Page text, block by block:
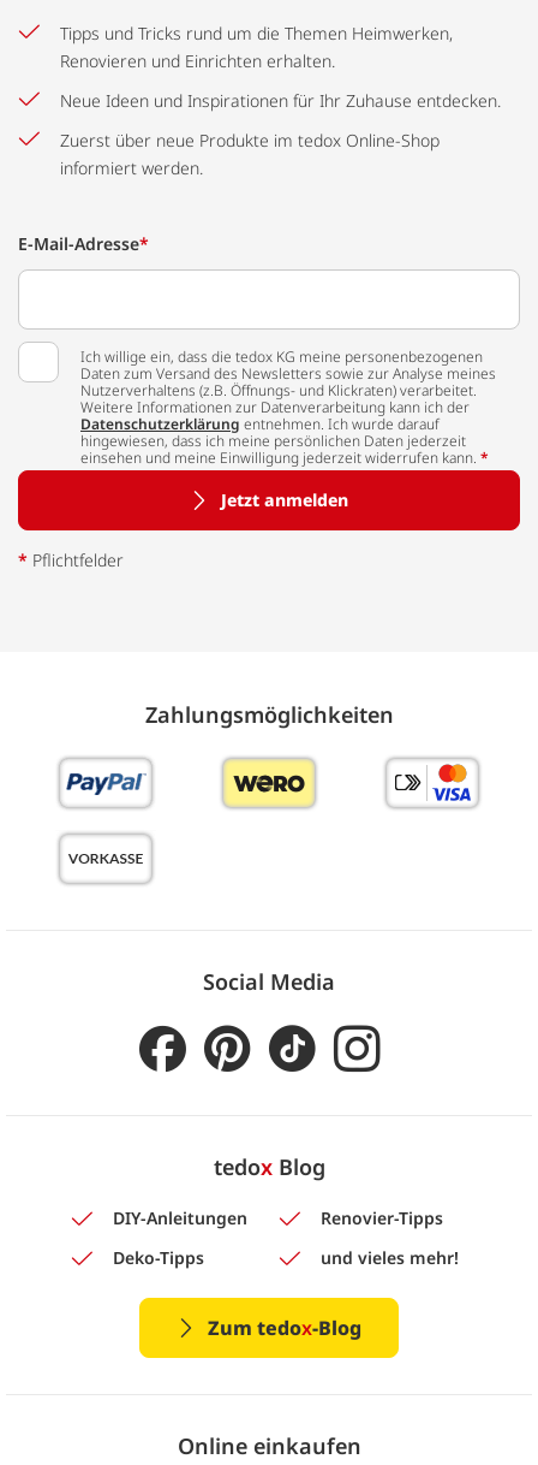
Tipps und Tricks rund um die Themen Heimwerken,
Renovieren und Einrichten erhalten.
Neue Ideen und Inspirationen für Ihr Zuhause entdecken.
Zuerst über neue Produkte im tedox Online-Shop
informiert werden.
E-Mail-Adresse*
Ich willige ein, dass die tedox KG meine personenbezogenen
Daten zum Versand des Newsletters sowie zur Analyse meines
Nutzerverhaltens (z.B. Öffnungs- und Klickraten) verarbeitet.
Weitere Informationen zur Datenverarbeitung kann ich der
Datenschutzerklärung entnehmen. Ich wurde darauf
hingewiesen, dass ich meine persönlichen Daten jederzeit
einsehen und meine Einwilligung jederzeit widerrufen kann. *
Jetzt anmelden
* Pflichtfelder
Zahlungs­möglich­keiten
Social Media
tedoxBlog
DIY-Anleitungen
Renovier-Tipps
Deko-Tipps
und vieles mehr!
Zum tedox-Blog
Online einkaufen